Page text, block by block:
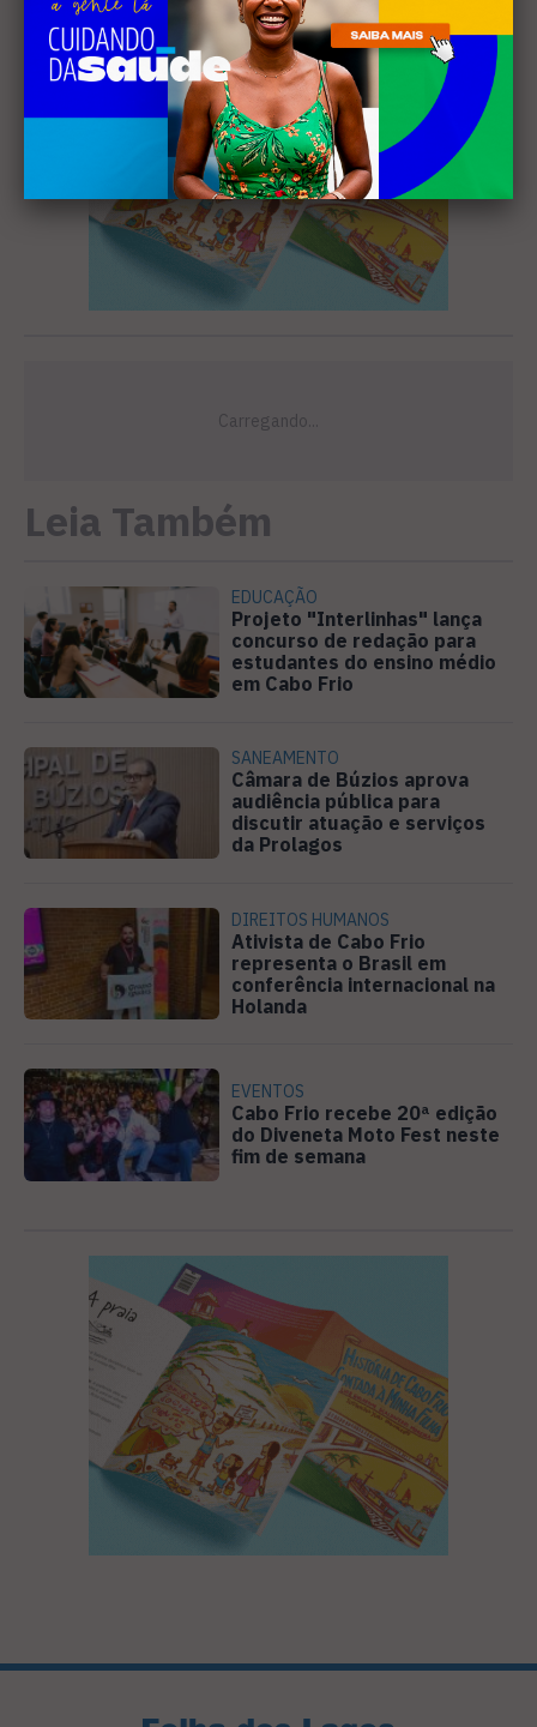
Leia Também
EDUCAÇÃO
Projeto "Interlinhas" lança
concurso de redação para
estudantes do ensino médio
em Cabo Frio
SANEAMENTO
Câmara de Búzios aprova
audiência pública para
discutir atuação e serviços
da Prolagos
DIREITOS HUMANOS
Ativista de Cabo Frio
representa o Brasil em
conferência internacional na
Holanda
EVENTOS
Cabo Frio recebe 20ª edição
do Diveneta Moto Fest neste
fim de semana